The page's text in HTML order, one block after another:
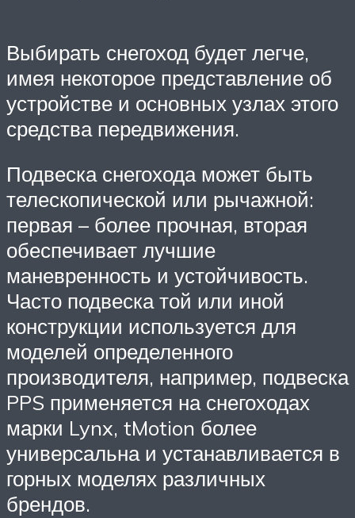
Выбирать снегоход будет легче,
имея некоторое представление об
устройстве и основных узлах этого
средства передвижения.
Подвеска снегохода может быть
телескопической или рычажной:
первая – более прочная, вторая
обеспечивает лучшие
маневренность и устойчивость.
Часто подвеска той или иной
конструкции используется для
моделей определенного
производителя, например, подвеска
PPS применяется на снегоходах
марки Lynx, tMotion более
универсальна и устанавливается в
горных моделях различных
брендов.